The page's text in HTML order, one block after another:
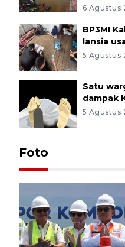
6 Agustus
BP3MI
lansia
5 Agustus
Satu
dampak
5 Agustus
Foto